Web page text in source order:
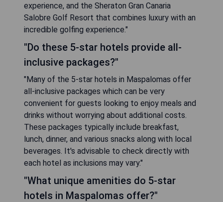
experience, and the Sheraton Gran Canaria
Salobre Golf Resort that combines luxury with an
incredible golfing experience."
"Do these 5-star hotels provide all-
inclusive packages?"
"Many of the 5-star hotels in Maspalomas offer
all-inclusive packages which can be very
convenient for guests looking to enjoy meals and
drinks without worrying about additional costs.
These packages typically include breakfast,
lunch, dinner, and various snacks along with local
beverages. It's advisable to check directly with
each hotel as inclusions may vary."
"What unique amenities do 5-star
hotels in Maspalomas offer?"